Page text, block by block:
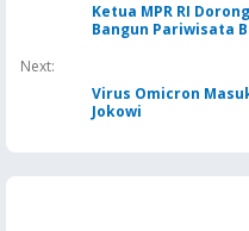
Ketua MPR RI
Bangun Pariwisata
Next:
Virus Omicron
Jokowi